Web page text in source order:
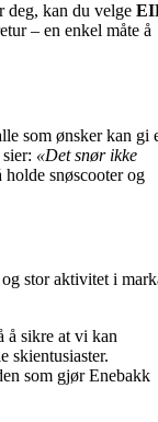
deg, kan du velge
– en enkel måte å
som ønsker kan gi
«Det snør ikke
holde snøscooter og
stor aktivitet i
å sikre at vi kan
skientusiaster.
som gjør Enebakk